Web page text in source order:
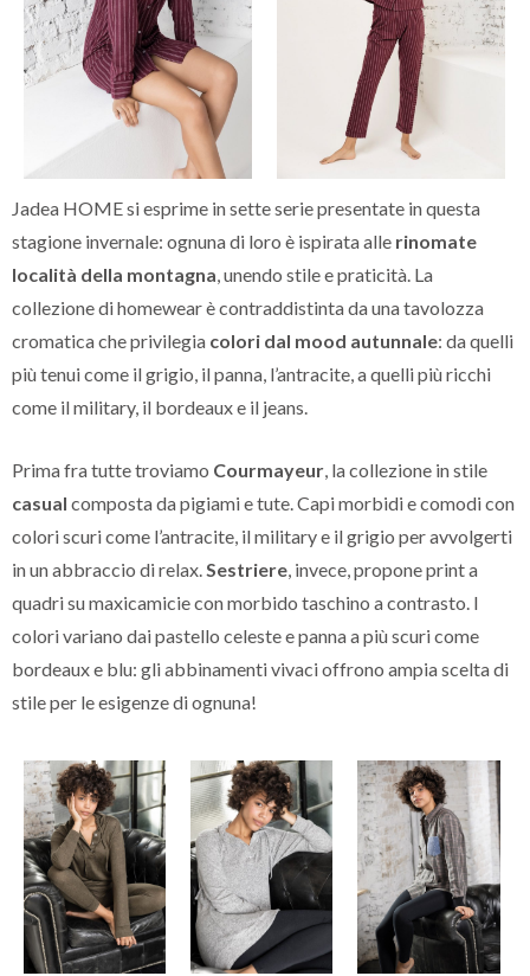
Jadea HOME si esprime in sette serie presentate in questa
stagione invernale: ognuna di loro è ispirata alle rinomate
località della montagna , unendo stile e praticità. La
collezione di homewear è contraddistinta da una tavolozza
cromatica che privilegia colori dal mood autunnale: da quelli
più tenui come il grigio, il panna, l’antracite, a quelli più ricchi
come il military, il bordeaux e il jeans.
Prima fra tutte troviamo Courmayeur , la collezione in stile
casual composta da pigiami e tute. Capi morbidi e comodi con
colori scuri come l’antracite, il military e il grigio per avvolgerti
in un abbraccio di relax. Sestriere , invece, propone print a
quadri su maxicamicie con morbido taschino a contrasto. I
colori variano dai pastello celeste e panna a più scuri come
bordeaux e blu: gli abbinamenti vivaci offrono ampia scelta di
stile per le esigenze di ognuna!